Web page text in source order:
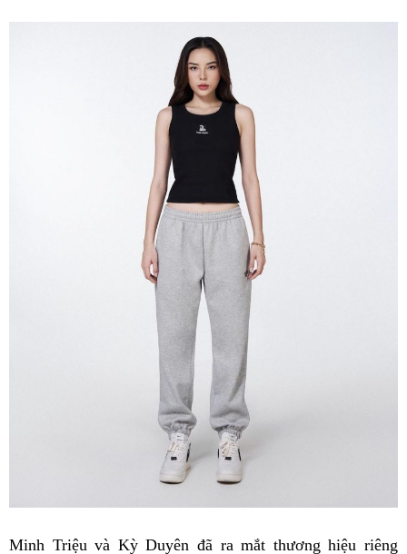
Minh Triệu và Kỳ Duyên đã ra mắt thương hiệu riêng